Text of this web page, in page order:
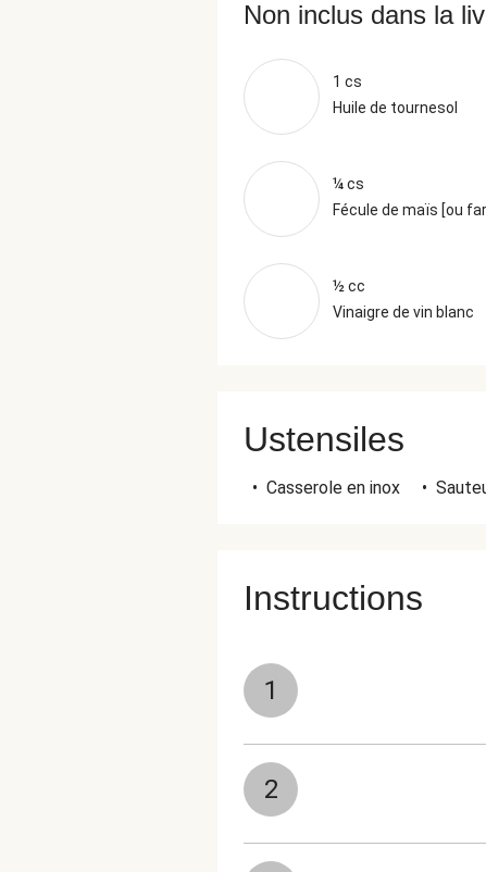
Non inclus dans la
1 cs
Huile de tournesol
¼ cs
Fécule de maïs [ou
½ cc
Vinaigre de vin blanc
Ustensiles
• Casserole en inox •
Instructions
1
2